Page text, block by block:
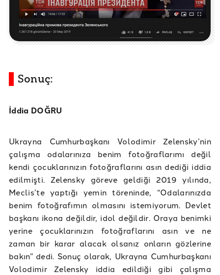
Sonuç:
İddia DOĞRU
Ukrayna Cumhurbaşkanı Volodimir Zelensky’nin
çalışma odalarınıza benim fotoğraflarımı değil
kendi çocuklarınızın fotoğraflarını asın dediği iddia
edilmişti. Zelensky göreve geldiği 2019 yılında,
Meclis’te yaptığı yemin töreninde, “Odalarınızda
benim fotoğrafımın olmasını istemiyorum. Devlet
başkanı ikona değildir, idol değildir. Oraya benimki
yerine çocuklarınızın fotoğraflarını asın ve ne
zaman bir karar alacak olsanız onların gözlerine
bakın” dedi. Sonuç olarak, Ukrayna Cumhurbaşkanı
Volodimir Zelensky iddia edildiği gibi çalışma